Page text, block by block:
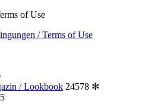
of Use
/ Terms of Use
/ Lookbook 24578 ✻